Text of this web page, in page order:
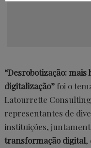
“Desrobotização:
digitalização” foi o
Latourrette
representantes de
instituições,
transformação digital,